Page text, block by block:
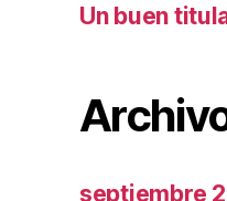
Un buen
septiembre